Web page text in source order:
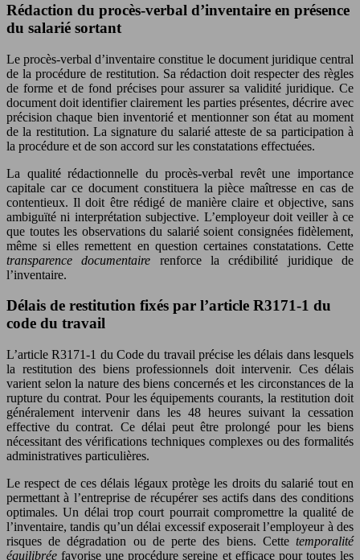
Rédaction du procès-verbal d’inventaire en présence
du salarié sortant
Le procès-verbal d’inventaire constitue le document juridique central
de la procédure de restitution. Sa rédaction doit respecter des règles
de forme et de fond précises pour assurer sa validité juridique. Ce
document doit identifier clairement les parties présentes, décrire avec
précision chaque bien inventorié et mentionner son état au moment
de la restitution. La signature du salarié atteste de sa participation à
la procédure et de son accord sur les constatations effectuées.
La qualité rédactionnelle du procès-verbal revêt une importance
capitale car ce document constituera la pièce maîtresse en cas de
contentieux. Il doit être rédigé de manière claire et objective, sans
ambiguïté ni interprétation subjective. L’employeur doit veiller à ce
que toutes les observations du salarié soient consignées fidèlement,
même si elles remettent en question certaines constatations. Cette
transparence documentaire renforce la crédibilité juridique de
l’inventaire.
Délais de restitution fixés par l’article R3171-1 du
code du travail
L’article R3171-1 du Code du travail précise les délais dans lesquels
la restitution des biens professionnels doit intervenir. Ces délais
varient selon la nature des biens concernés et les circonstances de la
rupture du contrat. Pour les équipements courants, la restitution doit
généralement intervenir dans les 48 heures suivant la cessation
effective du contrat. Ce délai peut être prolongé pour les biens
nécessitant des vérifications techniques complexes ou des formalités
administratives particulières.
Le respect de ces délais légaux protège les droits du salarié tout en
permettant à l’entreprise de récupérer ses actifs dans des conditions
optimales. Un délai trop court pourrait compromettre la qualité de
l’inventaire, tandis qu’un délai excessif exposerait l’employeur à des
risques de dégradation ou de perte des biens. Cette temporalité
équilibréefavorise une procédure sereine et efficace pour toutes les